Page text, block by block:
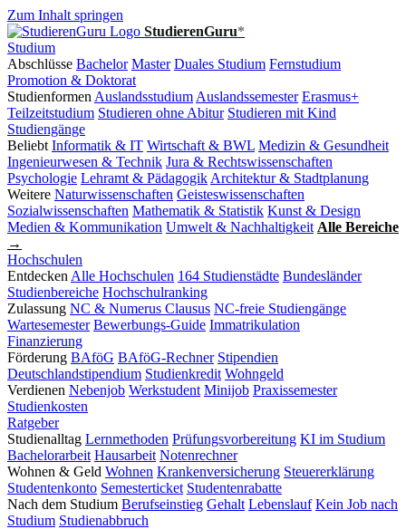
Zum Inhalt springen
StudierenGuru*
Studium
Abschlüsse Bachelor Master Duales Studium Fernstudium
Promotion & Doktorat
Studienformen Auslandsstudium Auslandssemester Erasmus+
Teilzeitstudium Studieren ohne Abitur Studieren mit Kind
Studiengänge
Beliebt Informatik & IT Wirtschaft & BWL Medizin & Gesundheit
Ingenieurwesen & Technik Jura & Rechtswissenschaften
Psychologie Lehramt & Pädagogik Architektur & Stadtplanung
Weitere Naturwissenschaften Geisteswissenschaften
Sozialwissenschaften Mathematik & Statistik Kunst & Design
Medien & Kommunikation Umwelt & Nachhaltigkeit Alle Bereiche
→
Hochschulen
Entdecken Alle Hochschulen 164 Studienstädte Bundesländer
Studienbereiche Hochschulranking
Zulassung NC & Numerus Clausus NC-freie Studiengänge
Wartesemester Bewerbungs-Guide Immatrikulation
Finanzierung
Förderung BAföG BAföG-Rechner Stipendien
Deutschlandstipendium Studienkredit Wohngeld
Verdienen Nebenjob Werkstudent Minijob Praxissemester
Studienkosten
Ratgeber
Studienalltag Lernmethoden Prüfungsvorbereitung KI im Studium
Bachelorarbeit Hausarbeit Notenrechner
Wohnen & Geld Wohnen Krankenversicherung Steuererklärung
Studentenkonto Semesterticket Studentenrabatte
Nach dem Studium Berufseinstieg Gehalt Lebenslauf Kein Job nach
Studium Studienabbruch